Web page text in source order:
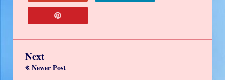
Next
Newer Post